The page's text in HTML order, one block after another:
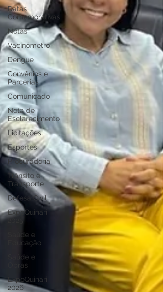
Datas
Comemorativas
Notas
Vacinômetro
Dengue
Convênios e
Parcerias
Comunicado
Nota de
Esclarecimento
Licitações
Esportes
Procuradoria
Trânsito e
Transporte
Defesa Civil
ExpoQuinari
Saúde e
Educação
Saúde e
Obras
ExpoQuinari
2026